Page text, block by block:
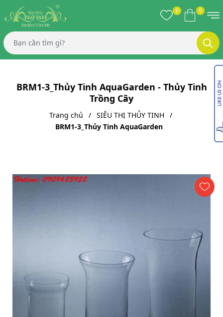
0 0
BRM1-3_Thủy Tinh AquaGarden - Thủy Tinh
Trồng Cây
Trang chủ
SIÊU THỊ THỦY TINH
BRM1-3_Thủy Tinh AquaGarden